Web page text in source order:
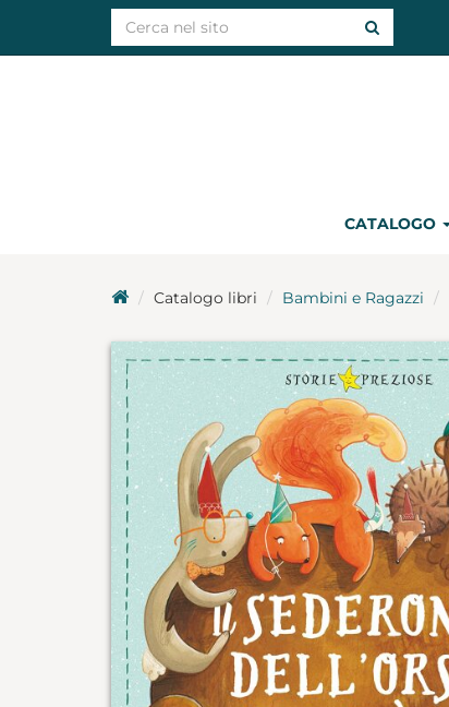
CATALOGO
Catalogo libri Bambini e Ragazzi